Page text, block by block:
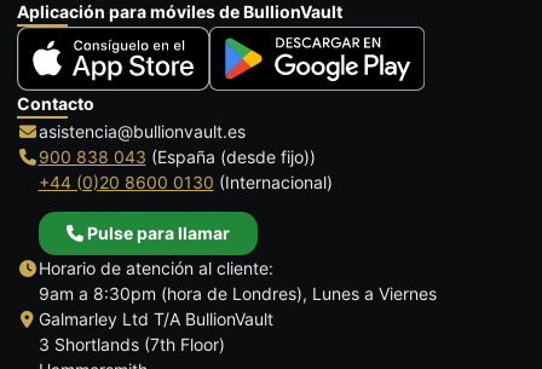
Aplicación para móviles de BullionVault
Contacto
asistencia@bullionvault.es
900 838 043 (España (desde fijo))
+44 (0)20 8600 0130 (Internacional)
Pulse para llamar
Horario de atención al cliente:
9am a 8:30pm (hora de Londres), Lunes a Viernes
Galmarley Ltd T/A BullionVault
3 Shortlands (7th Floor)